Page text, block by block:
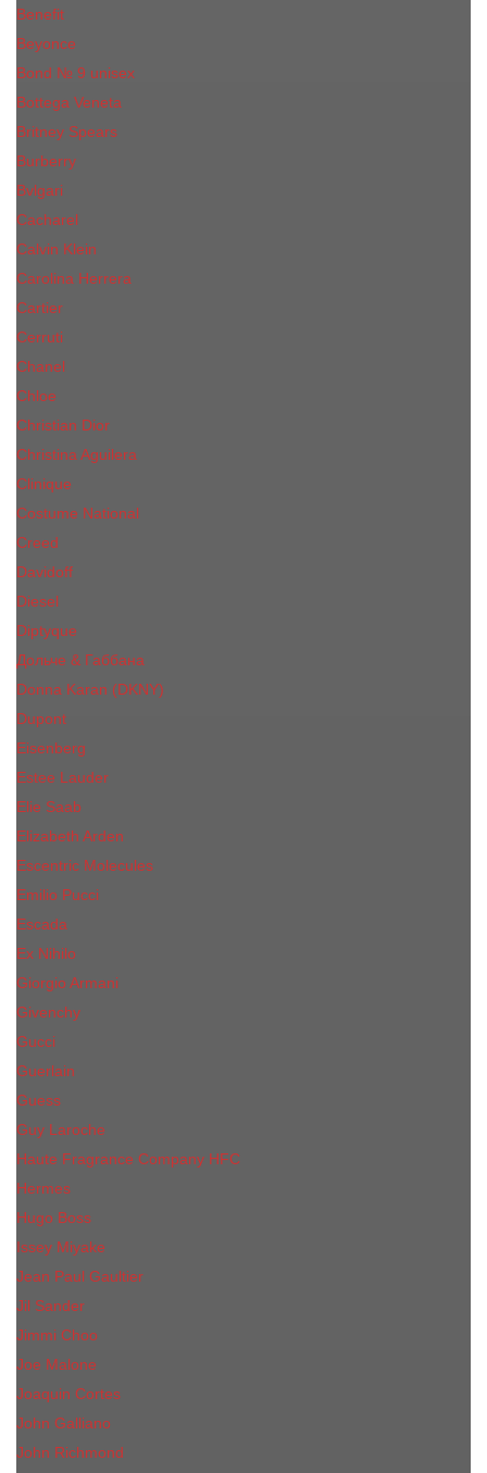
Benefit
Beyonce
Bond № 9 unisex
Bottega Veneta
Britney Spears
Burberry
Bvlgari
Cacharel
Calvin Klein
Carolina Herrera
Cartier
Cerruti
Сhanеl
Chloe
Christian Dior
Christina Aguilera
Сliniquе
Costume National
Creed
Davidoff
Diesel
Diptyque
Дольче & Габбана
Donna Karan (DKNY)
Dupont
Eisenberg
Еsteе Lаudеr
Elie Saab
Elizabeth Arden
Escentric Molecules
Emilio Pucci
Escada
Ex Nihilo
Giorgio Armani
Givenchy
Gucci
Guerlain
Guess
Guy Laroche
Haute Fragrance Company HFC
Hermes
Hugo Boss
Issey Miyake
Jean Paul Gaultier
Jil Sander
Jimmi Choo
Jое Malоnе
Joaquin Cortes
John Galliano
John Richmond